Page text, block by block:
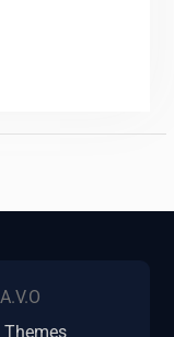
Themes